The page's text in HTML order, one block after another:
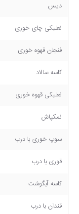
دیس
نعلبکی چای خوری
فنجان قهوه خوری
کاسه سالاد
نعلبکی قهوه خوری
نمکپاش
سوپ خوری با درب
قوری با درب
کاسه آبگوشت
قندان با درب